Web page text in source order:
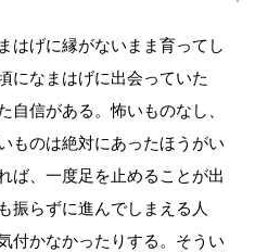
はげに縁がないまま育ってし
になまはげに出会っていた
自信がある。怖いものなし、
ものは絶対にあったほうがい
ば、一度足を止めることが出
振らずに進んでしまえる人
付かなかったりする。そうい